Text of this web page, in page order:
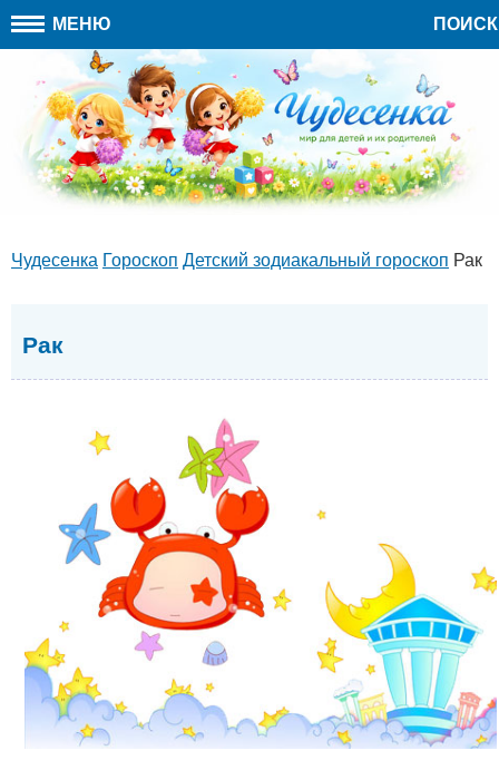
МЕНЮ ПОИСК
Чудесенка Гороскоп Детский зодиакальный гороскоп Рак
Рак